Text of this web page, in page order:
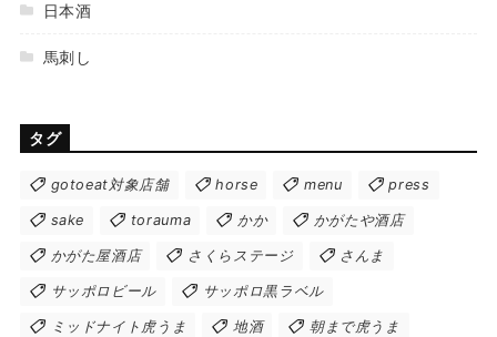
日本酒
馬刺し
タグ
gotoeat対象店舗 horse menu press
sake torauma かか かがたや酒店
かがた屋酒店 さくらステージ さんま
サッポロビール サッポロ黒ラベル
ミッドナイト虎うま 地酒 朝まで虎うま